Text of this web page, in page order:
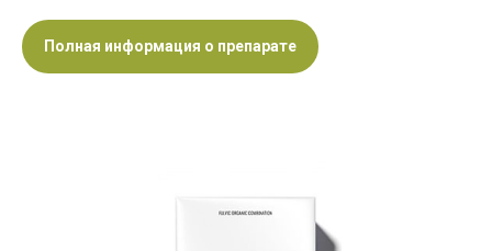
Полная информация о препарате